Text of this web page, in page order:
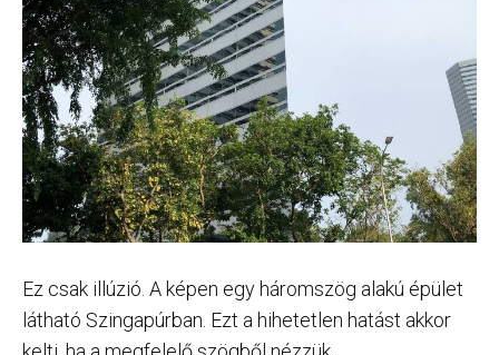
Ez csak illúzió. A képen egy háromszög alakú épület
látható Szingapúrban. Ezt a hihetetlen hatást akkor